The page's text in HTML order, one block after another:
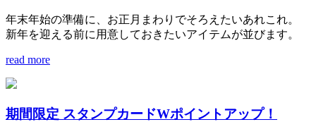
年末年始の準備に、お正月まわりでそろえたいあれこれ。
新年を迎える前に用意しておきたいアイテムが並びます。
read more
期間限定 スタンプカードWポイントアップ！